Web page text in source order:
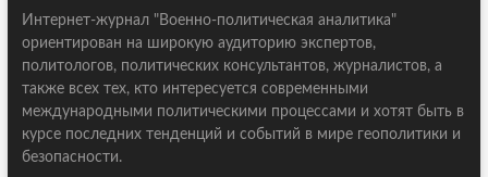
Интернет-журнал "Военно-политическая аналитика"
ориентирован на широкую аудиторию экспертов,
политологов, политических консультантов, журналистов, а
также всех тех, кто интересуется современными
международными политическими процессами и хотят быть в
курсе последних тенденций и событий в мире геополитики и
безопасности.